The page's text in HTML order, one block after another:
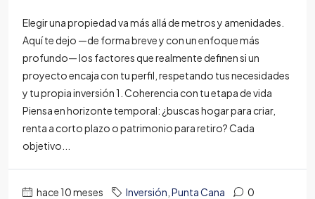
Elegir una propiedad va más allá de metros y amenidades.
Aquí te dejo —de forma breve y con un enfoque más
profundo— los factores que realmente definen si un
proyecto encaja con tu perfil, respetando tus necesidades
y tu propia inversión 1. Coherencia con tu etapa de vida
Piensa en horizonte temporal: ¿buscas hogar para criar,
renta a corto plazo o patrimonio para retiro? Cada
objetivo...
hace 10 meses Inversión Punta Cana 0